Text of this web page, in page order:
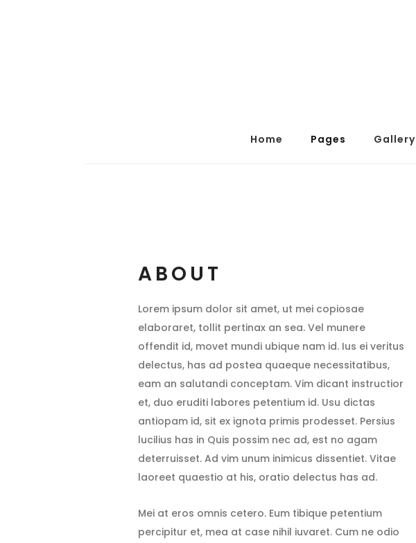
Home Pages Gallery
ABOUT
Lorem ipsum dolor sit amet, ut mei copiosae
elaboraret, tollit pertinax an sea. Vel munere
offendit id, movet mundi ubique nam id. Ius ei veritus
delectus, has ad postea quaeque necessitatibus,
eam an salutandi conceptam. Vim dicant instructior
et, duo eruditi labores petentium id. Usu dictas
antiopam id, sit ex ignota primis prodesset. Persius
lucilius has in Quis possim nec ad, est no agam
deterruisset. Ad vim unum inimicus dissentiet. Vitae
laoreet quaestio at his, oratio delectus has ad.
Mei at eros omnis cetero. Eum tibique petentium
percipitur et, mea at case nihil iuvaret. Cum ne odio